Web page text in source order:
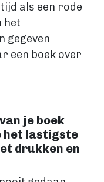
als een rode
het
gegeven
een boek over
je boek
het lastigste
drukken en